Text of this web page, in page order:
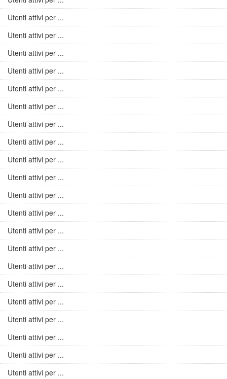
Utenti attivi per ...
Utenti attivi per ...
Utenti attivi per ...
Utenti attivi per ...
Utenti attivi per ...
Utenti attivi per ...
Utenti attivi per ...
Utenti attivi per ...
Utenti attivi per ...
Utenti attivi per ...
Utenti attivi per ...
Utenti attivi per ...
Utenti attivi per ...
Utenti attivi per ...
Utenti attivi per ...
Utenti attivi per ...
Utenti attivi per ...
Utenti attivi per ...
Utenti attivi per ...
Utenti attivi per ...
Utenti attivi per ...